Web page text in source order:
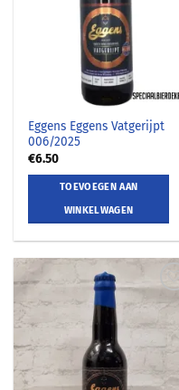
Eggens Eggens Vatgerijpt
006/2025
€6.50
TOEVOEGEN AAN
WINKELWAGEN